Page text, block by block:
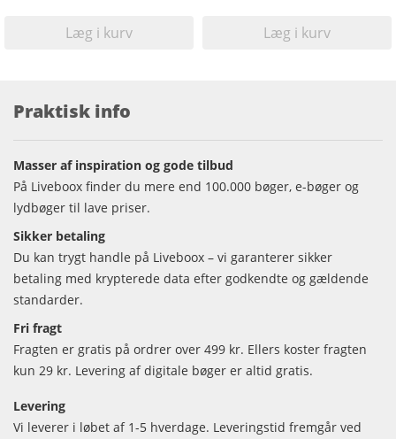
Læg i kurv Læg i kurv
Praktisk info
Masser af inspiration og gode tilbud
På Liveboox finder du mere end 100.000 bøger, e-bøger og
lydbøger til lave priser.
Sikker betaling
Du kan trygt handle på Liveboox – vi garanterer sikker
betaling med krypterede data efter godkendte og gældende
standarder.
Fri fragt
Fragten er gratis på ordrer over 499 kr. Ellers koster fragten
kun 29 kr. Levering af digitale bøger er altid gratis.
Levering
Vi leverer i løbet af 1-5 hverdage. Leveringstid fremgår ved